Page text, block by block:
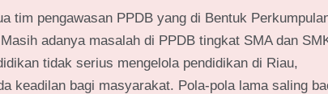
tim pengawasan PPDB yang di Bentuk
adanya masalah di PPDB tingkat SMA dan
tidak serius mengelola pendidikan di Riau,
keadilan bagi masyarakat. Pola-pola lama saling